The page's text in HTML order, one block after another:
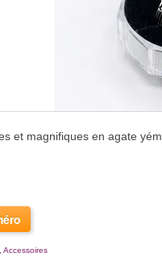
et magnifiques en agate
Accessoires